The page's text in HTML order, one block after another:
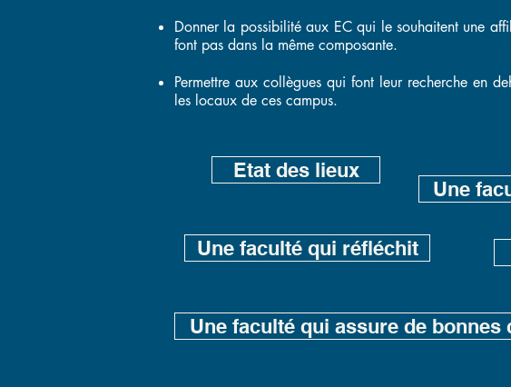
Donner la possibilité aux EC qui le souhaitent une
font pas dans la même composante.
Permettre aux collègues qui font leur recherche en
les locaux de ces campus.
Etat des lieux
Une
Une faculté qui réfléchit
Une faculté qui assure de